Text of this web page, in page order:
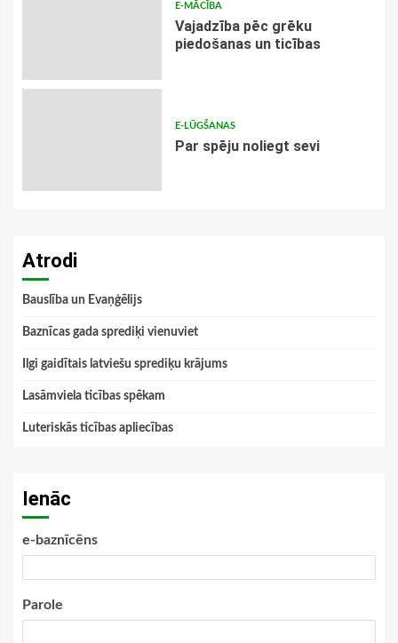
E-MĀCĪBA
Vajadzība pēc grēku
piedošanas un ticības
E-LŪGŠANAS
Par spēju noliegt sevi
Atrodi
Bauslība un Evaņģēlijs
Baznīcas gada sprediķi vienuviet
Ilgi gaidītais latviešu sprediķu krājums
Lasāmviela ticības spēkam
Luteriskās ticības apliecības
Ienāc
e-baznīcēns
Parole